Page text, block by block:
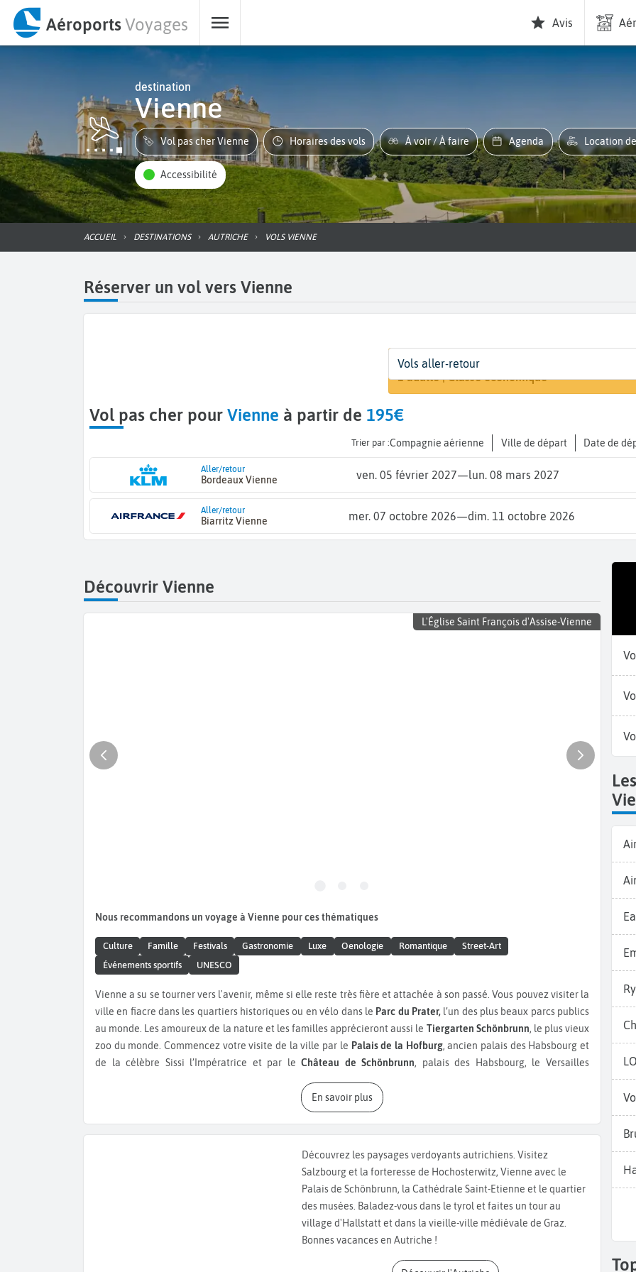
AéroportsVoyages Avis
destination
Vienne
Vol pas cher Vienne Horaires des vols À voir / À faire Agenda Location
Accessibilité
ACCUEIL DESTINATIONS AUTRICHE VOLS VIENNE
Réserver un vol vers Vienne
Départ
De...
Dates
Dates de votre voyage
Voyageurs | Classe
1 adulte | Classe économique
Vols aller-retour
Vol pas cher pour Vienne à partir de 195€
Trier par : Compagnie aérienne Ville de départ Date de
Aller/retour
Bordeaux Vienne ven. 05 février 2027—lun. 08 mars 2027
Aller/retour
Biarritz Vienne mer. 07 octobre 2026—dim. 11 octobre 2026
Découvrir Vienne
L'Église Saint François d'Assise-Vienne
Nous recommandons un voyage à Vienne pour ces thématiques
Culture Famille Festivals Gastronomie Luxe Oenologie Romantique
Street-Art
Événements sportifs
UNESCO
Vienne a su se tourner vers l'avenir, même si elle reste très fière et attachée à son passé. Vous pouvez visiter la
ville en fiacre dans les quartiers historiques ou en vélo dans le Parc du Prater,l’un des plus beaux parcs publics
au monde. Les amoureux de la nature et les familles apprécieront aussi le Tiergarten Schönbrunn, le plus vieux
zoo du monde. Commencez votre visite de la ville par le Palais de la Hofburg, ancien palais des Habsbourg et
de la célèbre Sissi l’Impératrice et par leChâteau de Schönbrunn, palais des Habsbourg, le Versailles
française et regroupant des œuvres d’art d’artistes autrichiens comme Gustav Klimt. Pour les amateurs de
musées et d’art, nous vous conseillons le Musée Hundertwasser, très coloré et les musées du
équestre classique de la période renaissance. Vous pouvez assister à des entraînements et visiter l’école,
En savoir plus
Découvrez les paysages verdoyants autrichiens. Visitez
Salzbourg et la forteresse de Hochosterwitz, Vienne avec le
Palais de Schönbrunn, la Cathédrale Saint-Etienne et le quartier
des musées. Baladez-vous dans le tyrol et faites un tour au
village d'Hallstatt et dans la vieille-ville médiévale de Graz.
Bonnes vacances en Autriche !